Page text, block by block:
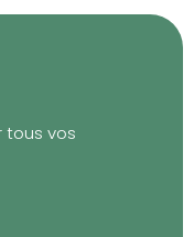
tous vos